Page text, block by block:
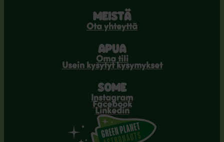
MEISTÄ
Ota yhteyttä
APUA
Oma tili
Usein kysytyt kysymykset
SOME
Instagram
Facebook
Linkedin